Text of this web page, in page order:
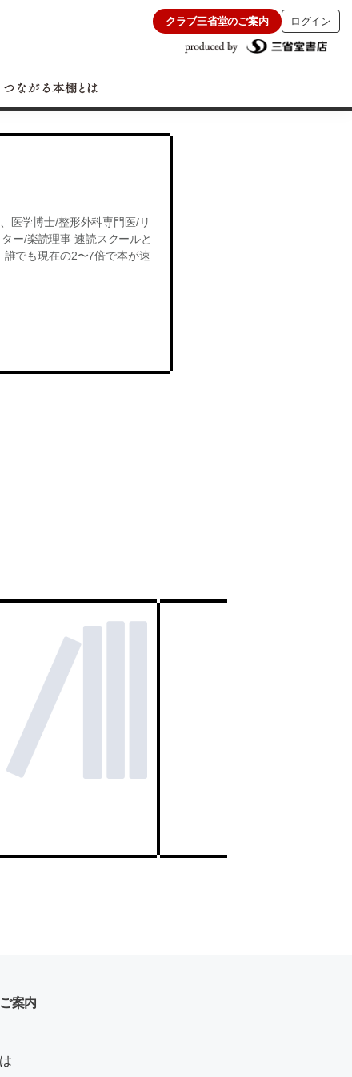
クラブ三省堂のご案内 ログイン
医学博士/整形外科専門医/リ
ー/楽読理事 速読スクールと
でも現在の2〜7倍で本が速
案内